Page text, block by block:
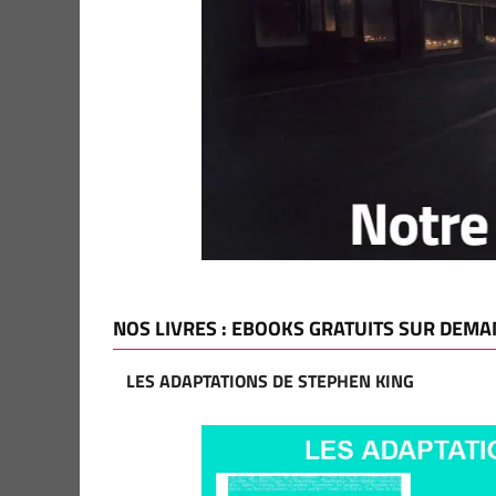
NOS LIVRES : EBOOKS GRATUITS SUR
LES ADAPTATIONS DE STEPHEN KING